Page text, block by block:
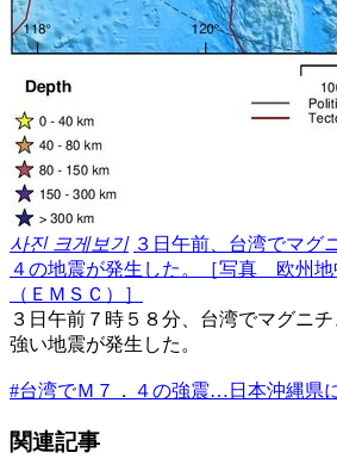
사진 크게보기 ３日午前、台湾でマグ
４の地震が発生した。［写真 欧州地
（ＥＭＳＣ）］
３日午前７時５８分、台湾でマグニ
強い地震が発生した。
#台湾でＭ７．４の強震…日本沖縄県
関連記事